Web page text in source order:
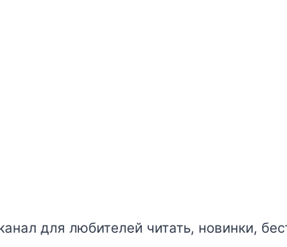
для любителей читать, новинки,